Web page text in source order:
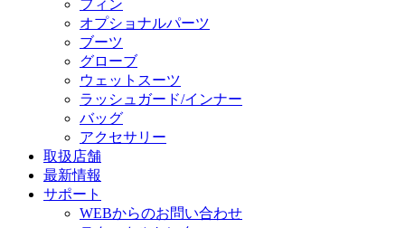
フィン
オプショナルパーツ
ブーツ
グローブ
ウェットスーツ
ラッシュガード/インナー
バッグ
アクセサリー
取扱店舗
最新情報
サポート
WEBからのお問い合わせ